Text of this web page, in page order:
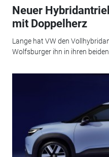
Neuer
mit Doppelherz
Lange hat VW den
Wolfsburger ihn in ihren